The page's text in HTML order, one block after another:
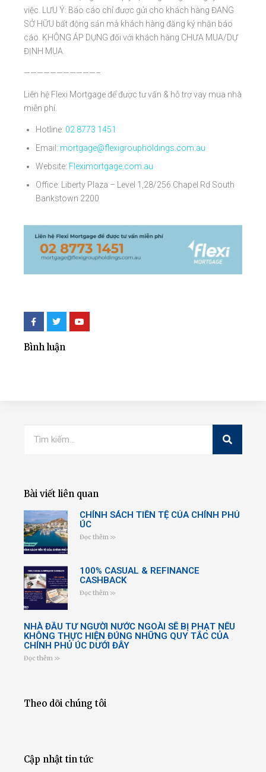
việc. LƯU Ý: Báo cáo chỉ được gửi cho khách hàng ĐANG
SỞ HỮU bất động sản mà khách hàng đăng ký nhận báo
cáo. KHÔNG ÁP DỤNG đối với khách hàng CHƯA MUA/DỰ
ĐỊNH MUA.
———————————–
Liên hệ Flexi Mortgage để được tư vấn & hỗ trợ vay mua nhà
miễn phí.
Hotline: 02 8773 1451
Email: mortgage@flexigroupholdings.com.au
Website: Fleximortgage.com.au
Office: Liberty Plaza – Level 1,28/256 Chapel Rd South
Bankstown 2200
Bình luận
Bài viết liên quan
CHÍNH SÁCH TIỀN TỆ CỦA CHÍNH PHỦ
ÚC
Đọc thêm >>
100% CASUAL & REFINANCE
CASHBACK
Đọc thêm >>
NHÀ ĐẦU TƯ NGƯỜI NƯỚC NGOÀI SẼ BỊ PHẠT NẾU
KHÔNG THỰC HIỆN ĐÚNG NHỮNG QUY TẮC CỦA
CHÍNH PHỦ ÚC DƯỚI ĐÂY
Đọc thêm >>
Theo dõi chúng tôi
Cập nhật tin tức